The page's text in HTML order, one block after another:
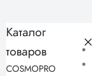
Каталог
товаров
COSMOPRO